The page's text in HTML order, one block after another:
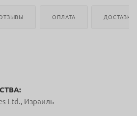
ОПЛАТА ДОСТАВКА
Ltd., Израиль